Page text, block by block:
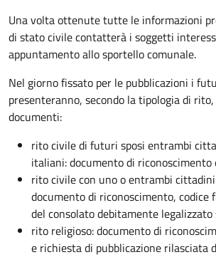
Una volta ottenute tutte le informazioni
di stato civile contatterà i soggetti
appuntamento allo sportello comunale.
Nel giorno fissato per le pubblicazioni i
presenteranno, secondo la tipologia di
documenti:
rito civile di futuri sposi entrambi
italiani: documento di riconoscimento
rito civile con uno o entrambi
documento di riconoscimento, codice
del consolato debitamente
rito religioso: documento di
e richiesta di pubblicazione rilasciata